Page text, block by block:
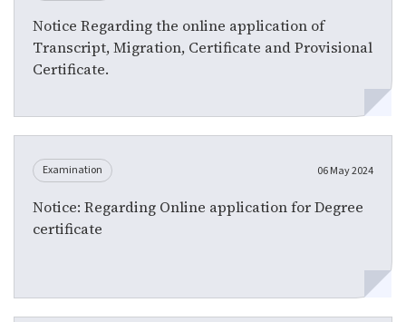
Notice Regarding the online application of
Transcript, Migration, Certificate and Provisional
Certificate.
Examination 06 May 2024
Notice: Regarding Online application for Degree
certificate